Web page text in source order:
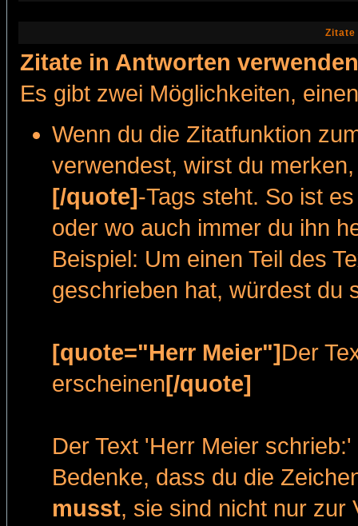
Zitate
Zitate in Antworten verwenden
Es gibt zwei Möglichkeiten,
Wenn du die Zitatfunktion
verwendest, wirst du
[/quote]-Tags steht. So ist
oder wo auch immer du ihn
Beispiel: Um einen Teil des
geschrieben hat, würdest du
[quote="Herr Meier"]Der
erscheinen[/quote]
Der Text 'Herr Meier
Bedenke, dass du die
musst, sie sind nicht nur zur